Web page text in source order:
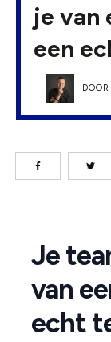
je van
een
DOOR
Je
van
echt